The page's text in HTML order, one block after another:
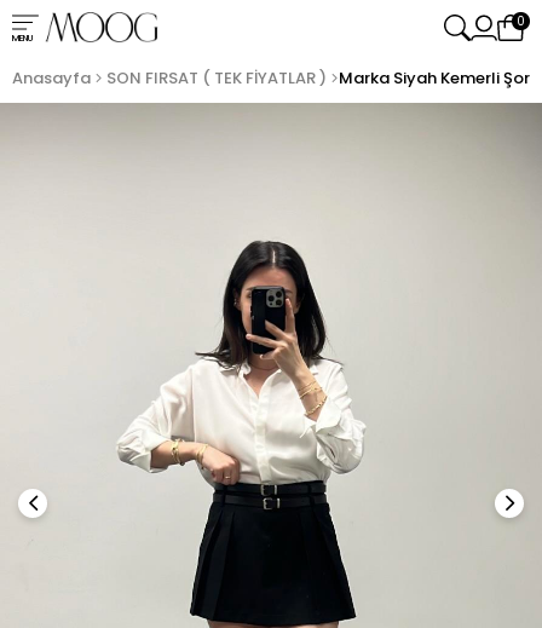
MENU
0
Anasayfa SON FIRSAT ( TEK FİYATLAR ) Marka Siyah Kemerli Şort